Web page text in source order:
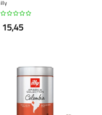
illy
15,45